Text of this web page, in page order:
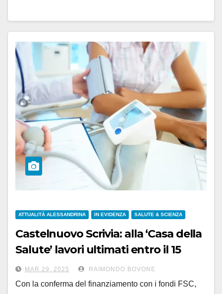
ATTUALITÀ ALESSANDRINA IN EVIDENZA SALUTE & SCIENZA
Castelnuovo Scrivia: alla ‘Casa della
Salute’ lavori ultimati entro il 15
settembre
MAR 29, 2025 RAIMONDO BOVONE
Con la conferma del finanziamento con i fondi FSC,